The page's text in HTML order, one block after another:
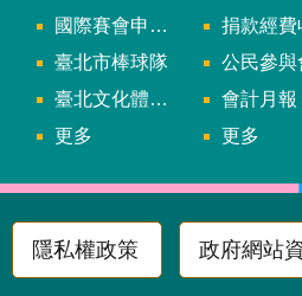
國際賽會申辦暨籌辦小組
臺北市棒球隊
臺北文化體育園區
更多
捐款經費
公民參與會議
會計月報
更多
隱私權政策 政府網站